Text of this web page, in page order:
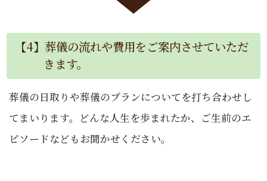
【4】葬儀の流れや費用をご案内させていただ
きます。
葬儀の日取りや葬儀のプランについてを打ち合わせし
てまいります。どんな人生を歩まれたか、ご生前のエ
ピソードなどもお聞かせください。